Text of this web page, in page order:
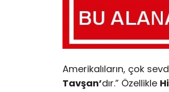
Amerikalıların, çok
Tavşan’dır.” Özellikle